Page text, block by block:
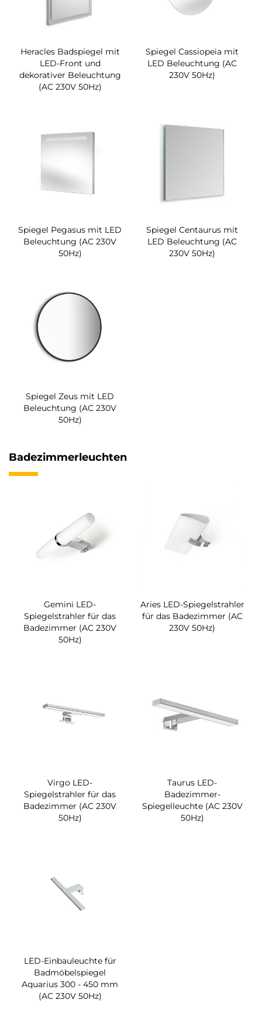
Heracles Badspiegel mit
LED-Front und
dekorativer Beleuchtung
(AC 230V 50Hz)
Spiegel Cassiopeia mit
LED Beleuchtung (AC
230V 50Hz)
Spiegel Pegasus mit LED
Beleuchtung (AC 230V
50Hz)
Spiegel Centaurus mit
LED Beleuchtung (AC
230V 50Hz)
Spiegel Zeus mit LED
Beleuchtung (AC 230V
50Hz)
Badezimmerleuchten
Gemini LED-
Spiegelstrahler für das
Badezimmer (AC 230V
50Hz)
Aries LED-Spiegelstrahler
für das Badezimmer (AC
230V 50Hz)
Virgo LED-
Spiegelstrahler für das
Badezimmer (AC 230V
50Hz)
Taurus LED-
Badezimmer-
Spiegelleuchte (AC 230V
50Hz)
LED-Einbauleuchte für
Badmöbelspiegel
Aquarius 300 - 450 mm
(AC 230V 50Hz)